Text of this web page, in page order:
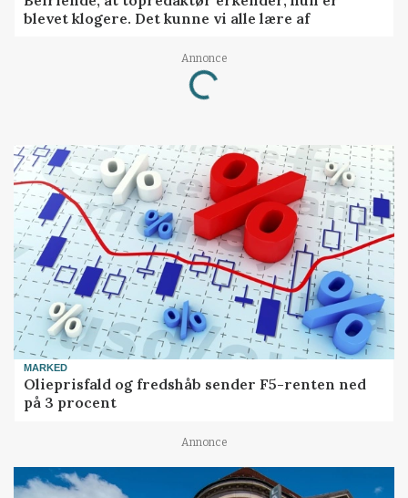
blevet klogere. Det kunne vi alle lære af
Annonce
Loading...
MARKED
Olieprisfald og fredshåb sender F5-renten ned
på 3 procent
Annonce